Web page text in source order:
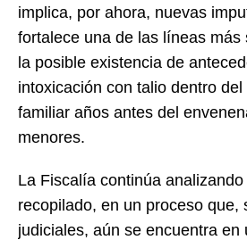
implica, por ahora, nuevas
fortalece una de las líneas más
la posible existencia de
intoxicación con talio dentro
familiar años antes del
menores.
La Fiscalía continúa
recopilado, en un proceso que,
judiciales, aún se encuentra en